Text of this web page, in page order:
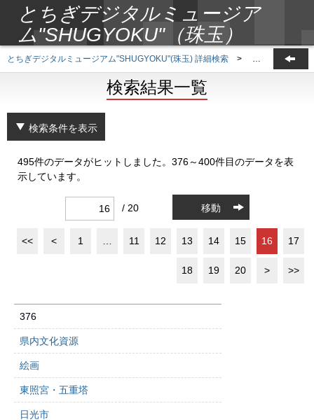
とちぎデジタルミュージア
ム"SHUGYOKU"（珠玉）
とちぎデジタルミュージアム"SHUGYOKU"(珠玉) 詳細検索 > 検索結果一覧
検索結果一覧
検索条件を表示
495件のデータがヒットしました。376～400件目のデータを表
示しています。
/ 20 移動
<< < 1 11 12 13 14 15 16 17
18 19 20 > >>
376
県内文化資源
絵画
東照宮・五重塔
日光市